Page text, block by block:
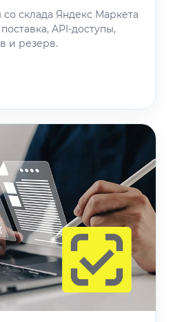
склада Яндекс Маркета
API-доступы,
и резерв.